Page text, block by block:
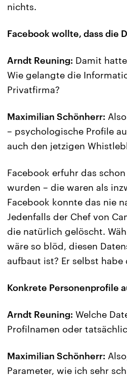
nichts.
Facebook wollte, dass die
Arndt Reuning: Damit
Wie gelangte die
Privatfirma?
Maximilian Schönherr:
– psychologische Profile
auch den jetzigen
Facebook erfuhr das
wurden – die waren als
Facebook konnte das nie
Jedenfalls der Chef von
die natürlich gelöscht.
wäre so blöd, diesen
aufbaut ist? Er selbst
Konkrete Personenprofile
Arndt Reuning: Welche
Profilnamen oder
Maximilian Schönherr:
Parameter, wie ich sehr